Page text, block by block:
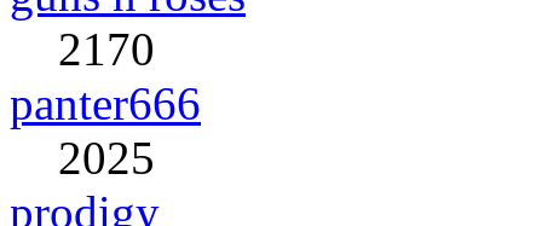
2170
panter666
2025
prodigy